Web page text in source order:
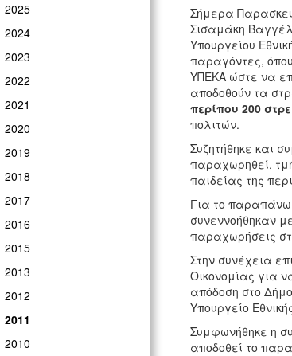
2025
2024
2023
2022
2021
2020
2019
2018
2017
2016
2015
2013
2012
2011
2010
Σήμερα
Σισαμάκη
Υπουργείου
παραγόντες,
ΥΠΕΚΑ ώστε να
αποδοθούν τα
περίπου 200
πολιτών.
Συζητήθηκε και
παραχωρηθεί,
παιδείας της
Για το παραπάνω
συνεννοήθηκαν
παραχωρήσεις
Στην συνέχεια
Οικονομίας για
απόδοση στο
Υπουργείο
Συμφωνήθηκε η
αποδοθεί το